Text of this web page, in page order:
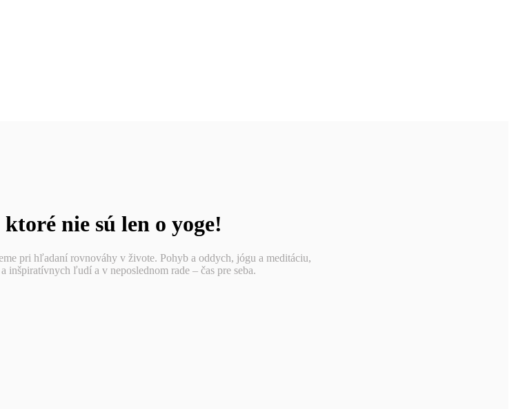
nie sú len o yoge!
pri hľadaní rovnováhy v živote. Pohyb a oddych, jógu a meditáciu,
inšpiratívnych ľudí a v neposlednom rade – čas pre seba.